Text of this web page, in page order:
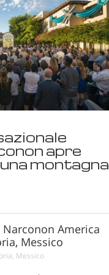
apre
montagna
America
Messico
Messico